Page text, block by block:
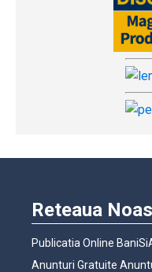
Reteaua
Publicatia Online
Anunturi Gratuite